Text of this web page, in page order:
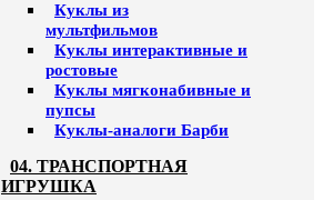
Куклы из
мультфильмов
Куклы интерактивные и
ростовые
Куклы мягконабивные и
пупсы
Куклы-аналоги Барби
04. ТРАНСПОРТНАЯ
ИГРУШКА